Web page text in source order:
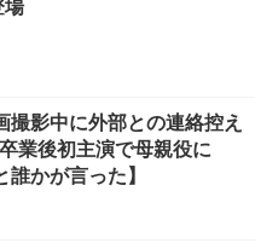
撮影中に外部との連絡控え
業後初主演で母親役に
誰かが言った】